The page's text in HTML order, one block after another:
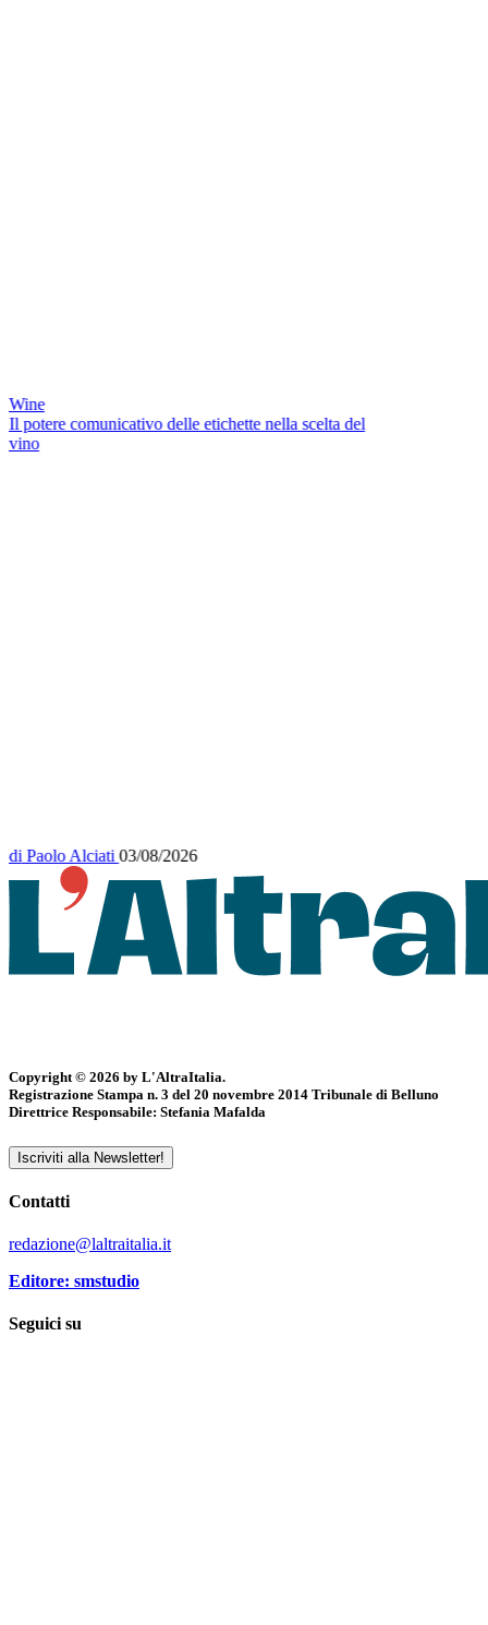
Wine
Il potere comunicativo delle etichette nella scelta del
vino
diPaolo Alciati 03/08/2026
Copyright © 2026 by L'AltraItalia.
Registrazione Stampa n. 3 del 20 novembre 2014 Tribunale di Belluno
Direttrice Responsabile: Stefania Mafalda
Iscriviti alla Newsletter!
Contatti
redazione@laltraitalia.it
Editore: smstudio
Seguici su